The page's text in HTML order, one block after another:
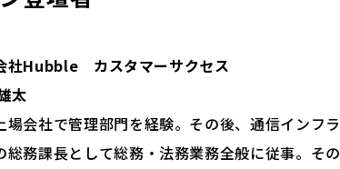
社Hubble カスタマーサクセス
太
場会社で管理部門を経験。その後、通信インフラ
総務課⻑として総務・法務業務全般に従事。その